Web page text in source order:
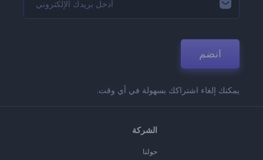
انضم
يمكنك إلغاء اشتراكك بسهولة في أي وقت.
الشركة
حولنا